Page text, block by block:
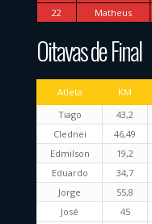
22
Matheus
Oitavas de Final
Atleta KM
Tiago
43,2
Clednei
46,49
Edmilson
19,2
Eduardo
34,7
Jorge
55,8
José
45